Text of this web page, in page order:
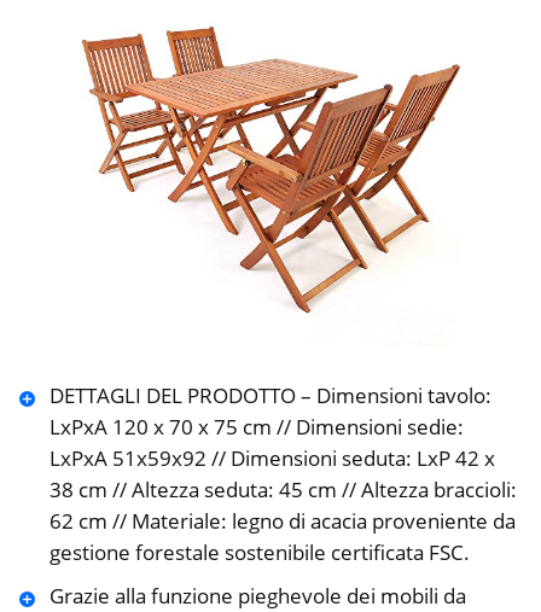
DETTAGLI DEL PRODOTTO – Dimensioni tavolo:
LxPxA 120 x 70 x 75 cm // Dimensioni sedie:
LxPxA 51x59x92 // Dimensioni seduta: LxP 42 x
38 cm // Altezza seduta: 45 cm // Altezza braccioli:
62 cm // Materiale: legno di acacia proveniente da
gestione forestale sostenibile certificata FSC.
Grazie alla funzione pieghevole dei mobili da